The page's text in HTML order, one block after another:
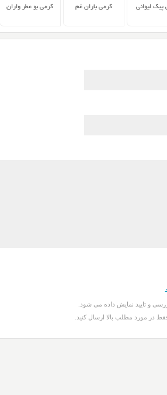
پیک لیوانی کرمی باران غم کرمی بو عطر واران
و تایید نمایش داده می شود.
در مورد مطلب بالا ارسال کنید.